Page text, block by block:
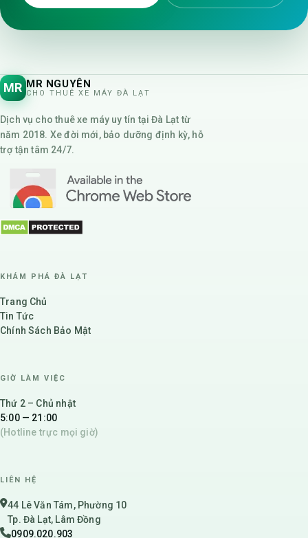
MR MR NGUYÊN
CHO THUÊ XE MÁY ĐÀ LẠT
Dịch vụ cho thuê xe máy uy tín tại Đà Lạt từ
năm 2018. Xe đời mới, bảo dưỡng định kỳ, hỗ
trợ tận tâm 24/7.
KHÁM PHÁ ĐÀ LẠT
Trang Chủ
Tin Tức
Chính Sách Bảo Mật
GIỜ LÀM VIỆC
Thứ 2 – Chủ nhật
5:00 — 21:00
(Hotline trực mọi giờ)
LIÊN HỆ
44 Lê Văn Tám, Phường 10
Tp. Đà Lạt, Lâm Đồng
0909.020.903